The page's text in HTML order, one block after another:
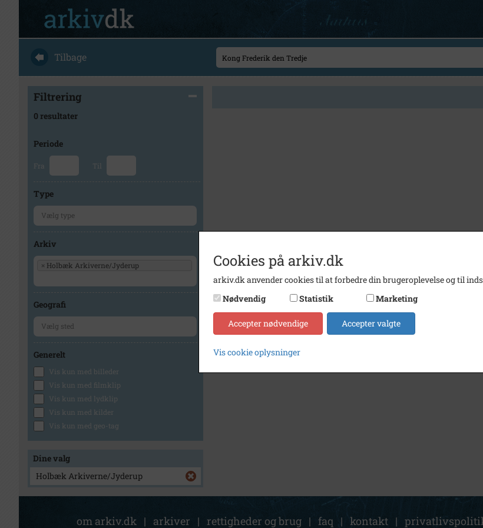
Tilbage
Filtrering
0 resultater
Periode
Fra Til
Type
Arkiv
× Holbæk Arkiverne/Jyderup
Geografi
Generelt
Vis kun med billeder
Vis kun med filmklip
Vis kun med lydklip
Vis kun med kilder
Vis kun med geo-tag
Dine valg
Holbæk Arkiverne/Jyderup
om arkiv.dk | arkiver | rettigheder og brug | faq | kontakt |
Cookies på arkiv.dk
arkiv.dk anvender cookies til at forbedre din brugeroplevelse og til
Nødvendig
Statistik Marketing
Accepter nødvendige Accepter valgte
Vis cookie oplysninger